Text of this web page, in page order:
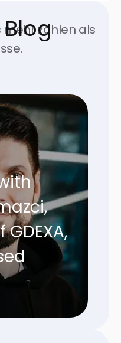
mehr zählen als